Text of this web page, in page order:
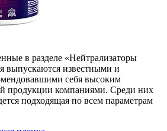
в разделе «Нейтрализаторы
выпускаются известными и
себя высоким
продукции компаниями. Среди них
подходящая по всем параметрам